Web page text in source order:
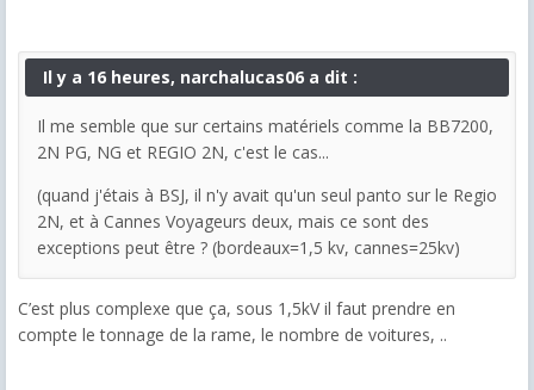
Il y a 16 heures, narchalucas06 a dit :
Il me semble que sur certains matériels comme la BB7200,
2N PG, NG et REGIO 2N, c'est le cas...
(quand j'étais à BSJ, il n'y avait qu'un seul panto sur le Regio
2N, et à Cannes Voyageurs deux, mais ce sont des
exceptions peut être ? (bordeaux=1,5 kv, cannes=25kv)
C’est plus complexe que ça, sous 1,5kV il faut prendre en
compte le tonnage de la rame, le nombre de voitures, ..